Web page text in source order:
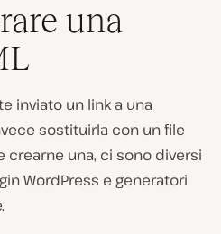
una
inviato un link a una
sostituirla con un file
crearne una, ci sono diversi
WordPress e generatori